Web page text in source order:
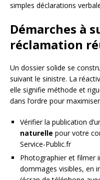
simples déclarations
Démarches à
réclamation
Un dossier solide se
suivant le sinistre. La
elle signifie méthode et
dans l’ordre pour
Vérifier la publication
naturelle pour votre
Service-Public.fr
Photographier et filmer
dommages visibles, en